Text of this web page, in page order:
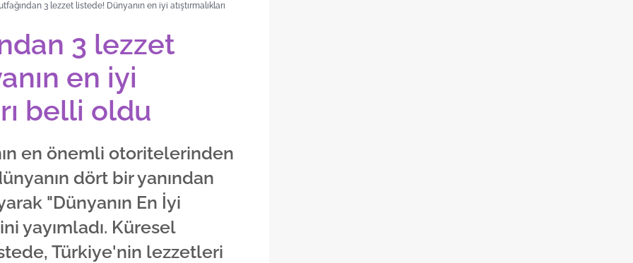
3 lezzet listede! Dünyanın en iyi atıştırmalıkları
3 lezzet
en iyi
belli oldu
en önemli otoritelerinden
dört bir yanından
"Dünyanın En İyi
yayımladı. Küresel
Türkiye'nin lezzetleri